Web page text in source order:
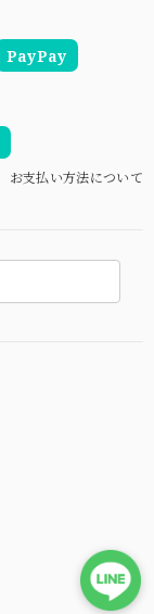
PayPay
お支払い方法について